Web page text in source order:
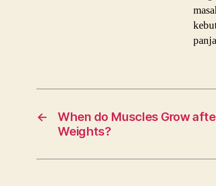
←
When do Muscles Grow
Weights?